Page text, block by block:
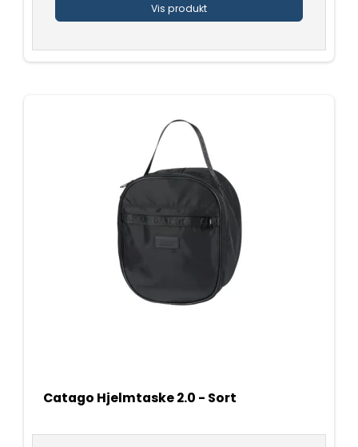
Vis produkt
Catago Hjelmtaske 2.0 - Sort